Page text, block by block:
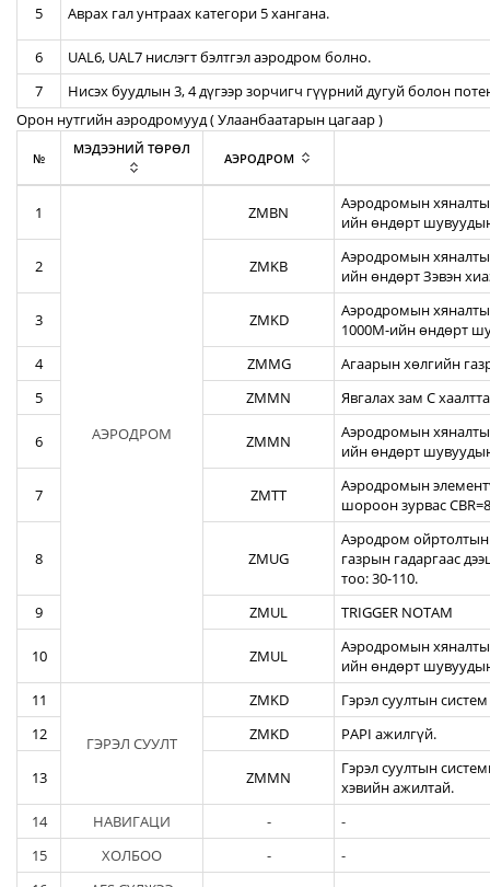
5 Аврах гал унтраах категори 5 хангана.
6
UAL6, UAL7 нислэгт бэлтгэл аэродром болно.
7
Нисэх буудлын 3, 4 дүгээр зорчигч гүүрний дугуй болон
Орон нутгийн аэродромууд ( Улаанбаатарын цагаар )
№
МЭДЭЭНИЙ ТӨРӨЛ
АЭРОДРОМ
1
АЭРОДРОМ
ZMBN
Аэродромын
ийн өндөрт
2 ZMKB
Аэродромын
ийн өндөрт Зэвэн
3 ZMKD
Аэродромын
1000М-ийн өндөрт
4
ZMMG
Агаарын хөлгийн
5
ZMMN Явгалах зам С
6 ZMMN
Аэродромын
ийн өндөрт
7 ZMTT
Аэродромын
шороон зурвас
8 ZMUG
Аэродром ойртолтын
газрын гадаргаас
тоо: 30-110.
9
ZMUL TRIGGER NOTAM
10 ZMUL
Аэродромын
ийн өндөрт
11
ГЭРЭЛ СУУЛТ
ZMKD
Гэрэл суултын
12
ZMKD PAPI ажилгүй.
13 ZMMN
Гэрэл суултын
хэвийн ажилтай.
14
НАВИГАЦИ -
-
15
ХОЛБОО -
-